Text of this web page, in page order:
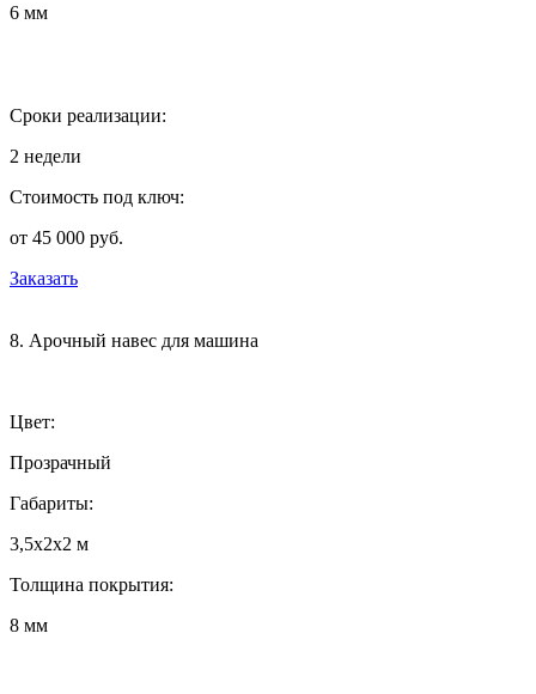
6 мм
Сроки реализации:
2 недели
Стоимость под ключ:
от 45 000 руб.
Заказать
8. Арочный навес для машина
Цвет:
Прозрачный
Габариты:
3,5х2х2 м
Толщина покрытия:
8 мм